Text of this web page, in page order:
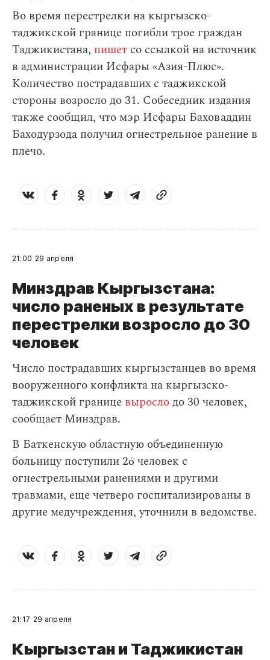
Во время перестрелки на кыргызско-
таджикской границе погибли трое граждан
Таджикистана, пишет со ссылкой на источник
в администрации Исфары «Азия-Плюс».
Количество пострадавших с таджикской
стороны возросло до 31. Собеседник издания
также сообщил, что мэр Исфары Баховаддин
Баходурзода получил огнестрельное ранение в
плечо.
21:00 29 апреля
Минздрав Кыргызстана:
число раненых в результате
перестрелки возросло до 30
человек
Число пострадавших кыргызстанцев во время
вооруженного конфликта на кыргызско-
таджикской границе вырослодо 30 человек,
сообщает Минздрав.
В Баткенскую областную объединенную
больницу поступили 26 человек с
огнестрельными ранениями и другими
травмами, еще четверо госпитализированы в
другие медучреждения, уточнили в ведомстве.
21:17 29 апреля
Кыргызстан и Таджикистан